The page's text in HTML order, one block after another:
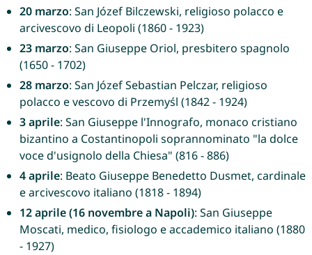
20 marzo: San Józef Bilczewski, religioso polacco e
arcivescovo di Leopoli (1860 - 1923)
23 marzo: San Giuseppe Oriol, presbitero spagnolo
(1650 - 1702)
28 marzo: San Józef Sebastian Pelczar, religioso
polacco e vescovo di Przemyśl (1842 - 1924)
3 aprile: San Giuseppe l'Innografo, monaco cristiano
bizantino a Costantinopoli soprannominato "la dolce
voce d'usignolo della Chiesa" (816 - 886)
4 aprile: Beato Giuseppe Benedetto Dusmet, cardinale
e arcivescovo italiano (1818 - 1894)
12 aprile (16 novembre a Napoli): San Giuseppe
Moscati, medico, fisiologo e accademico italiano (1880
- 1927)